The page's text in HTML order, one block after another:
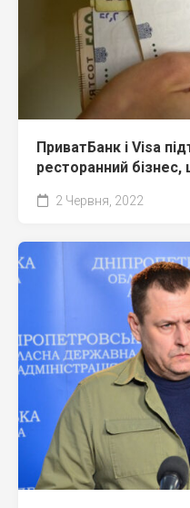
ПриватБанк і Visa
ресторанний
2 Червня, 2022